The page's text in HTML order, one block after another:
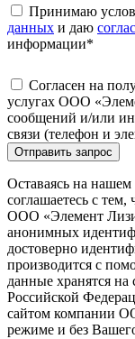
Принимаю
данных и даю
информации*
Согласен на
услугах ООО
сообщений и/или
связи (телефон и
Отправить запрос
Оставаясь на
соглашаетесь с тем,
ООО «Элемент
анонимных
достоверно
производится с
данные хранятся на
Российской
сайтом компании
режиме и без